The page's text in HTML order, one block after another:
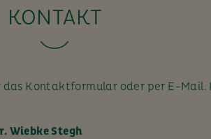
KONTAKT
Kontaktformular oder per E-Mail.
Wiebke Stegh